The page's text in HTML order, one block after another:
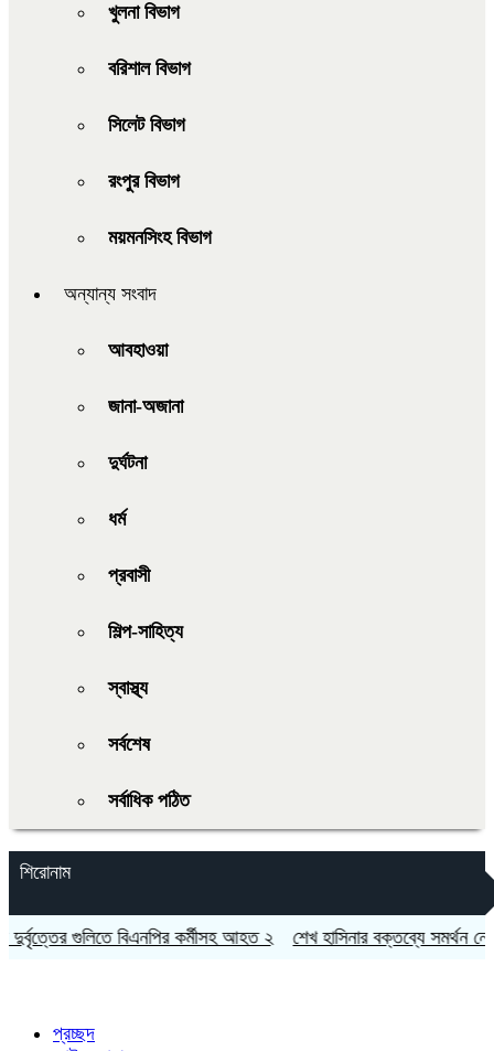
খুলনা বিভাগ
বরিশাল বিভাগ
সিলেট বিভাগ
রংপুর বিভাগ
ময়মনসিংহ বিভাগ
অন্যান্য সংবাদ
আবহাওয়া
জানা-অজানা
দুর্ঘটনা
ধর্ম
প্রবাসী
শিল্প-সাহিত্য
স্বাস্থ্য
সর্বশেষ
সর্বাধিক পঠিত
শিরোনাম
গুলিতে বিএনপির কর্মীসহ আহত ২ শেখ হাসিনার বক্তব্যে সমর্থন নেই
প্রচ্ছদ